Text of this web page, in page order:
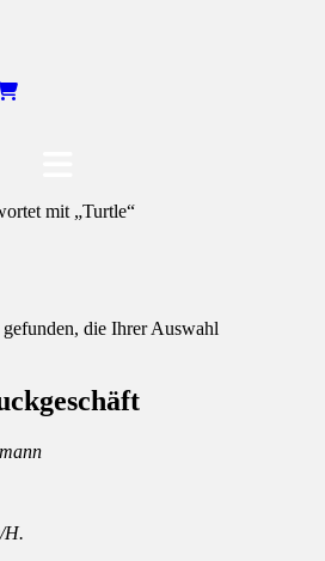
mit „Turtle“
die Ihrer Auswahl
H.